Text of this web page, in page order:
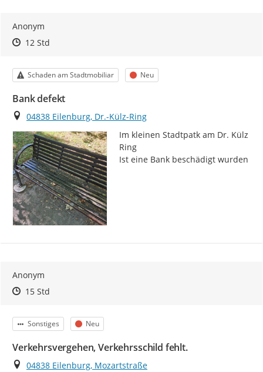
Anonym
Zeitpunkt des Erstellens
Zeitpunkt des Erstellens
12 StdZur Äußerung
Kategorie
Schaden am Stadtmobiliar Status
Neu
Bank defekt
Ort
04838 Eilenburg, Dr.-Külz-Ring
Im kleinen Stadtpatk am Dr. Külz
Ring
Ist eine Bank beschädigt wurden
Anonym
Zeitpunkt des Erstellens
Zeitpunkt des Erstellens
15 StdZur Äußerung
Kategorie
Sonstiges Status
Neu
Verkehrsvergehen, Verkehrsschild fehlt.
Ort
04838 Eilenburg, Mozartstraße